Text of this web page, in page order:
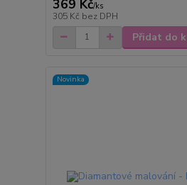
369 Kč/ks
305 Kč bez DPH
Přidat do
Novinka